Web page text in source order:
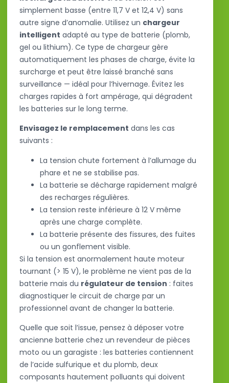
simplement basse (entre 11,7 V et 12,4 V) sans
autre signe d’anomalie. Utilisez un chargeur
intelligent adapté au type de batterie (plomb,
gel ou lithium). Ce type de chargeur gère
automatiquement les phases de charge, évite la
surcharge et peut être laissé branché sans
surveillance — idéal pour l’hivernage. Évitez les
charges rapides à fort ampérage, qui dégradent
les batteries sur le long terme.
Envisagez le remplacement dans les cas
suivants :
La tension chute fortement à l’allumage du
phare et ne se stabilise pas.
La batterie se décharge rapidement malgré
des recharges régulières.
La tension reste inférieure à 12 V même
après une charge complète.
La batterie présente des fissures, des fuites
ou un gonflement visible.
Si la tension est anormalement haute moteur
tournant (> 15 V), le problème ne vient pas de la
batterie mais du régulateur de tension : faites
diagnostiquer le circuit de charge par un
professionnel avant de changer la batterie.
Quelle que soit l’issue, pensez à déposer votre
ancienne batterie chez un revendeur de pièces
moto ou un garagiste : les batteries contiennent
de l’acide sulfurique et du plomb, deux
composants hautement polluants qui doivent